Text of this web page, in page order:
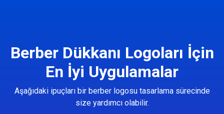
Berber Dükkanı Logoları İçin
En İyi Uygulamalar
Aşağıdaki ipuçları bir berber logosu tasarlama sürecinde
size yardımcı olabilir.